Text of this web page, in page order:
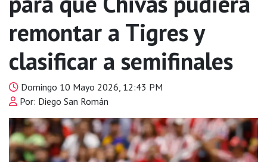
remontar a Tigres y
clasificar a semifinales
Domingo 10 Mayo 2026, 12:43 PM
Por: Diego San Román